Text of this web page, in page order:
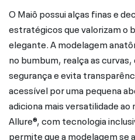
O Maiô possui alças finas e
estratégicos que valorizam o
elegante. A modelagem
no bumbum, realça as
segurança e evita
acessível por uma pequena
adiciona mais versatilidade
Allure®, com tecnologia
permite que a modelagem se